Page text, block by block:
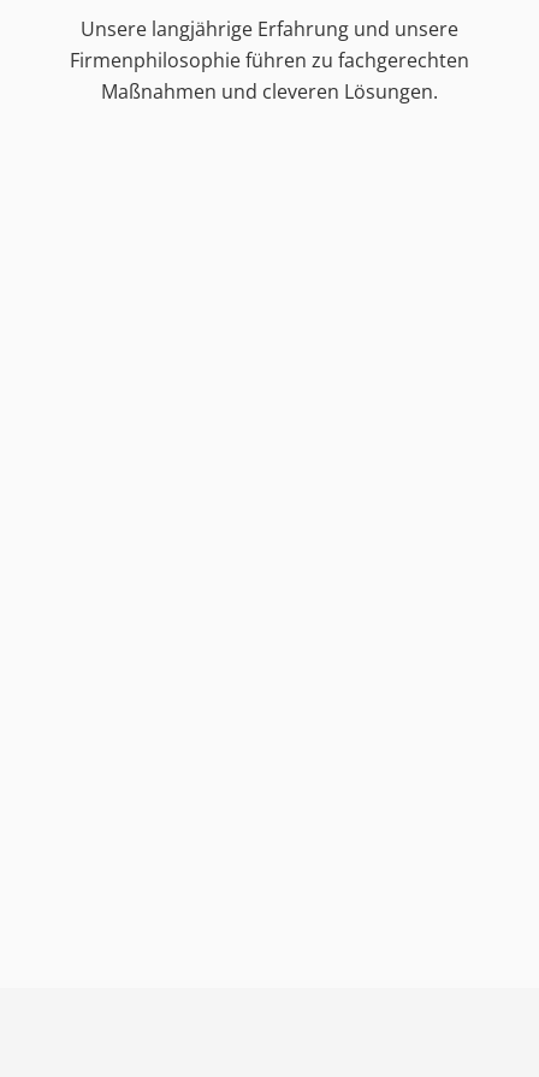
Unsere langjährige Erfahrung und unsere
Firmenphilosophie führen zu fachgerechten
Maßnahmen und cleveren Lösungen.